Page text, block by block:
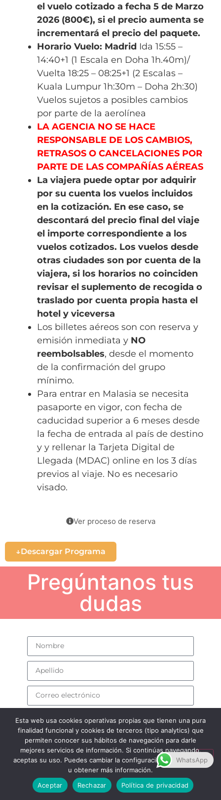
el vuelo cotizado a fecha 5 de Marzo
2026 (800€), si el precio aumenta se
incrementará el precio del paquete.
Horario Vuelo: Madrid Ida 15:55 –
14:40+1 (1 Escala en Doha 1h.40m)/
Vuelta 18:25 – 08:25+1 (2 Escalas –
Kuala Lumpur 1h:30m – Doha 2h:30)
Vuelos sujetos a posibles cambios
por parte de la aerolínea
LA AGENCIA NO SE HACE
RESPONSABLE DE LOS CAMBIOS,
RETRASOS O CANCELACIONES POR
PARTE DE LAS COMPAÑÍAS AÉREAS
La viajera puede optar por adquirir
por su cuenta los vuelos incluidos
en la cotización. En ese caso, se
descontará del precio final del viaje
el importe correspondiente a los
vuelos cotizados. Los vuelos desde
otras ciudades son por cuenta de la
viajera, si los horarios no coinciden
revisar el suplemento de recogida o
traslado por cuenta propia hasta el
hotel y viceversa
Los billetes aéreos son con reserva y
emisión inmediata y NO
reembolsables, desde el momento
de la confirmación del grupo
mínimo.
Para entrar en Malasia se necesita
pasaporte en vigor, con fecha de
caducidad superior a 6 meses desde
la fecha de entrada al país de destino
y y rellenar la Tarjeta Digital de
Llegada (MDAC) online en los 3 días
previos al viaje. No es necesario
visado.
Ver proceso de reserva
Descargar Programa
Pregúntanos tus
dudas
WhatsApp
Esta web usa cookies operativas propias que tienen una pura
finalidad funcional y cookies de terceros (tipo analytics) que
permiten conocer sus hábitos de navegación para darle
mejores servicios de información. Si continúas navegando,
aceptas su uso. Puedes cambiar la configuración, desactivarlas
u obtener más información.
Aceptar
Rechazar Política de privacidad